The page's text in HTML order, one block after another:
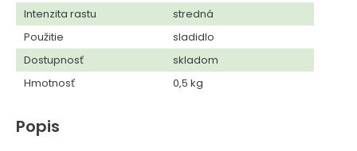
Intenzita rastu
stredná
Použitie
sladidlo
Dostupnosť
skladom
Hmotnosť
0,5 kg
Popis